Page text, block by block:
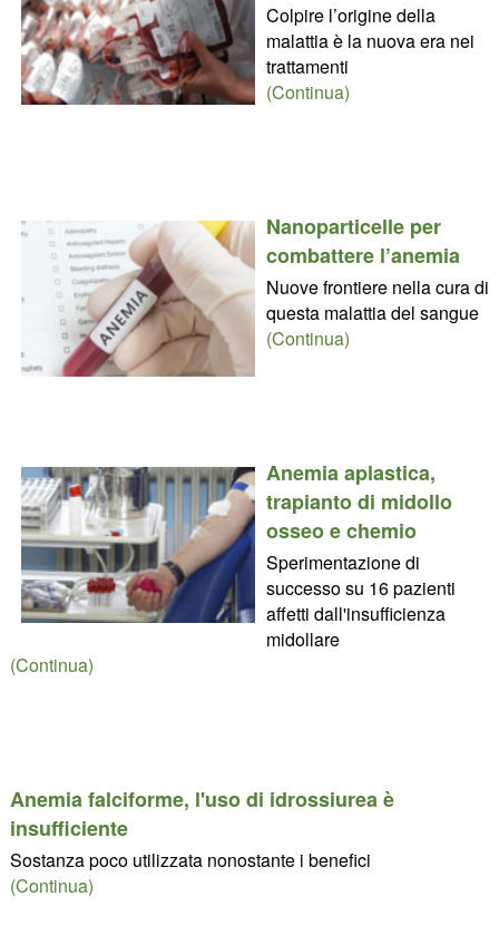
Colpire l’origine della
malattia è la nuova era nei
trattamenti
(Continua)
Nanoparticelle per
combattere l’anemia
Nuove frontiere nella cura di
questa malattia del sangue
(Continua)
Anemia aplastica,
trapianto di midollo
osseo e chemio
Sperimentazione di
successo su 16 pazienti
affetti dall'insufficienza
midollare
(Continua)
Anemia falciforme, l'uso di idrossiurea è
insufficiente
Sostanza poco utilizzata nonostante i benefici
(Continua)